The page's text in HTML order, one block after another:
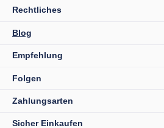
Rechtliches
Blog
Empfehlung
Folgen
Zahlungsarten
Sicher Einkaufen